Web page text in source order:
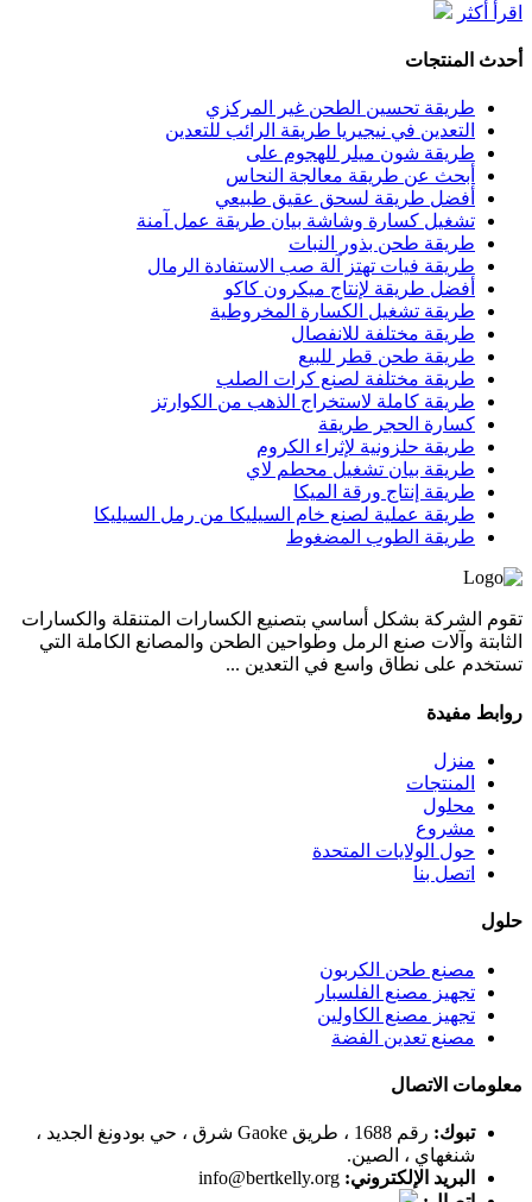
اقرأ أكثر
أحدث المنتجات
طريقة تحسين الطحن غير المركزي
التعدين في نيجيريا طريقة الرائب للتعدين
طريقة شون ميلر للهجوم على
أبحث عن طريقة معالجة النحاس
أفضل طريقة لسحق عقيق طبيعي
تشغيل كسارة وشاشة بيان طريقة عمل آمنة
طريقة طحن بذور النبات
طريقة فيات تهتز آلة صب الاستفادة الرمال
أفضل طريقة لإنتاج ميكرون كاكو
طريقة تشغيل الكسارة المخروطية
طريقة مختلفة للانفصال
طريقة طحن قطر للبيع
طريقة مختلفة لصنع كرات الصلب
طريقة كاملة لاستخراج الذهب من الكوارتز
كسارة الحجر طريقة
طريقة حلزونية لإثراء الكروم
طريقة بيان تشغيل محطم لاي
طريقة إنتاج ورقة الميكا
طريقة عملية لصنع خام السيليكا من رمل السيليكا
طريقة الطوب المضغوط
تقوم الشركة بشكل أساسي بتصنيع الكسارات المتنقلة والكسارات
الثابتة وآلات صنع الرمل وطواحين الطحن والمصانع الكاملة التي
تستخدم على نطاق واسع في التعدين ...
روابط مفيدة
منزل
المنتجات
محلول
مشروع
حول الولايات المتحدة
اتصل بنا
حلول
مصنع طحن الكربون
تجهيز مصنع الفلسبار
تجهيز مصنع الكاولين
مصنع تعدين الفضة
معلومات الاتصال
تبوك:
رقم 1688 ، طريق Gaoke شرق ، حي بودونغ الجديد ،
شنغهاي ، الصين.
البريد الإلكتروني: info@bertkelly.org